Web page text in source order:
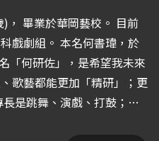
， 畢業於華岡藝校。 目前
戲劇組。 本名何書瑋，於
「何研佐」，是希望我未來
歌藝都能更加「精研」；更
是跳舞、演戲、打鼓；興